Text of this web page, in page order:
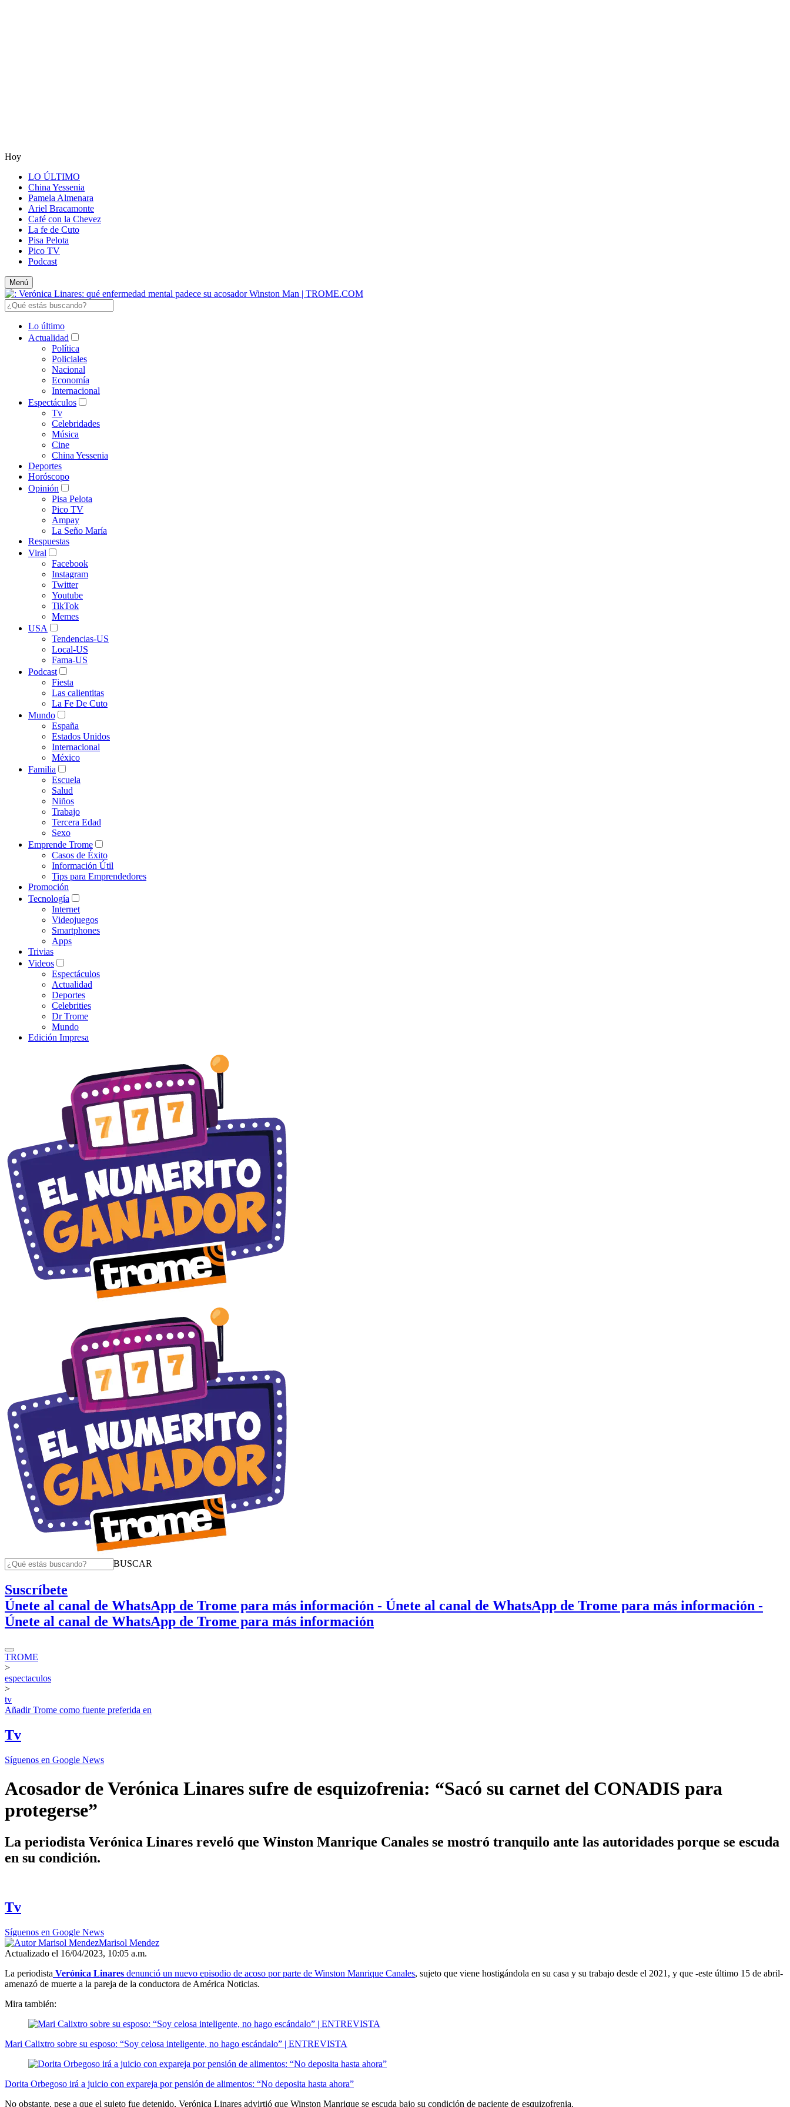
Hoy
LO ÚLTIMO
China Yessenia
Pamela Almenara
Ariel Bracamonte
Café con la Chevez
La fe de Cuto
Pisa Pelota
Pico TV
Podcast
Menú
Lo último
Actualidad
Política
Policiales
Nacional
Economía
Internacional
Espectáculos
Tv
Celebridades
Música
Cine
China Yessenia
Deportes
Horóscopo
Opinión
Pisa Pelota
Pico TV
Ampay
La Seño María
Respuestas
Viral
Facebook
Instagram
Twitter
Youtube
TikTok
Memes
USA
Tendencias-US
Local-US
Fama-US
Podcast
Fiesta
Las calientitas
La Fe De Cuto
Mundo
España
Estados Unidos
Internacional
México
Familia
Escuela
Salud
Niños
Trabajo
Tercera Edad
Sexo
Emprende Trome
Casos de Éxito
Información Útil
Tips para Emprendedores
Promoción
Tecnología
Internet
Videojuegos
Smartphones
Apps
Trivias
Videos
Espectáculos
Actualidad
Deportes
Celebrities
Dr Trome
Mundo
Edición Impresa
BUSCAR
Suscríbete
Únete al canal de WhatsApp de Trome para más información - Únete al canal de WhatsApp de Trome para más información -
Únete al canal de WhatsApp de Trome para más información
TROME
>
espectaculos
>
tv
AñadirTrome como fuente preferida en
Tv
Síguenos en Google News
Acosador de Verónica Linares sufre de esquizofrenia: “Sacó su carnet del CONADIS para
protegerse”
La periodista Verónica Linares reveló que Winston Manrique Canales se mostró tranquilo ante las autoridades porque se escuda
en su condición.
Tv
Síguenos en Google News
Marisol Mendez
Actualizado el 16/04/2023, 10:05 a.m.
La periodista Verónica Linares denunció un nuevo episodio de acoso por parte de Winston Manrique Canales, sujeto que viene hostigándola en su casa y su trabajo desde el 2021, y que -este último 15 de abril-
amenazó de muerte a la pareja de la conductora de América Noticias.
Mira también:
Mari Calixtro sobre su esposo: “Soy celosa inteligente, no hago escándalo” | ENTREVISTA
Dorita Orbegoso irá a juicio con expareja por pensión de alimentos: “No deposita hasta ahora”
No obstante, pese a que el sujeto fue detenido, Verónica Linares advirtió que Winston Manrique se escuda bajo su condición de paciente de esquizofrenia.